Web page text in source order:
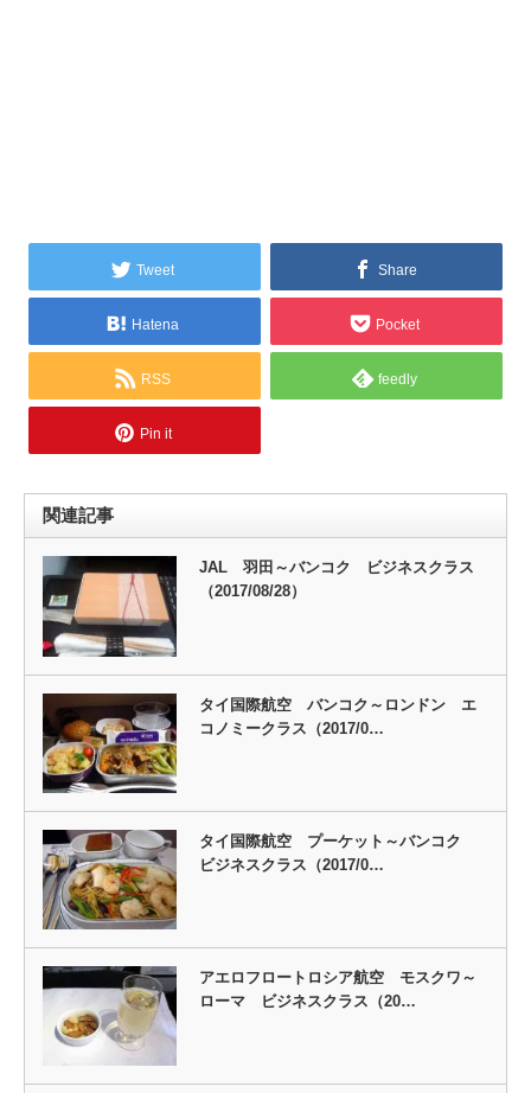
Tweet Share
Hatena Pocket
RSS feedly
Pin it
関連記事
JAL 羽田～バンコク ビジネスクラス
（2017/08/28）
タイ国際航空 バンコク～ロンドン エ
コノミークラス（2017/0…
タイ国際航空 プーケット～バンコク
ビジネスクラス（2017/0…
アエロフロートロシア航空 モスクワ～
ローマ ビジネスクラス（20…